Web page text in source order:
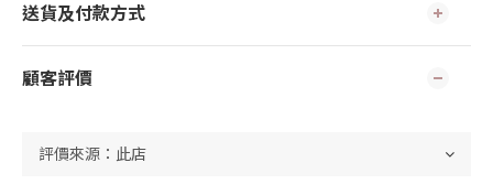
送貨及付款方式
顧客評價